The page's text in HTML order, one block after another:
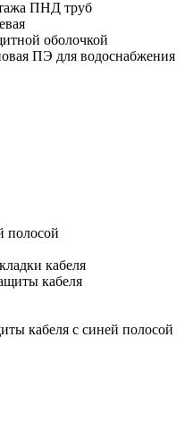
ПНД труб
оболочкой
ПЭ для водоснабжения
полосой
кабеля
кабеля
кабеля с синей полосой